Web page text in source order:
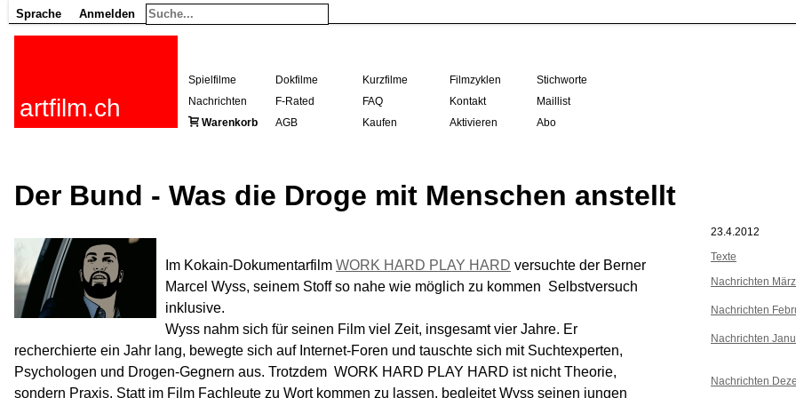
Sprache Anmelden
artfilm.ch
Spielfilme Dokfilme Kurzfilme Filmzyklen
Stichworte
Nachrichten
F-Rated FAQ Kontakt
Maillist
Warenkorb
AGB Kaufen Aktivieren Abo
Der Bund - Was die Droge mit Menschen anstellt
23.4.2012
Texte
Nachrichten
Nachrichten
Nachrichten
Nachrichten
Im Kokain-Dokumentarfilm WORK HARD PLAY HARD versuchte der Berner
Marcel Wyss, seinem Stoff so nahe wie möglich zu kommen  Selbstversuch
inklusive.
Wyss nahm sich für seinen Film viel Zeit, insgesamt vier Jahre. Er
recherchierte ein Jahr lang, bewegte sich auf Internet-Foren und tauschte sich mit Suchtexperten,
Psychologen und Drogen-Gegnern aus. Trotzdem  WORK HARD PLAY HARD ist nicht Theorie,
sondern Praxis. Statt im Film Fachleute zu Wort kommen zu lassen, begleitet Wyss seinen jungen